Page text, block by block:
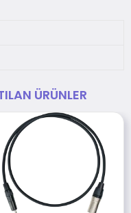
ÜRÜNLER